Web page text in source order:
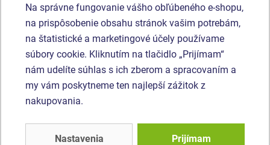
farebnou stálosťou, odolnosťou proti poškriabaniu a
odolnosťou proti vode). Všetok spojovací materiál je
pozinkovaný alebo nerezový.
Podobnýtovar
Produkt - LD-011K20-10
Lanová dráha stĺpová s
nástupišťom -
Lanová dráha ačková s
nástupišťom LD020K -
Na správne fungovanie vášho obľúbeného e-shopu,
na prispôsobenie obsahu stránok vašim potrebám,
na štatistické a marketingové účely používame
súbory cookie. Kliknutím na tlačidlo „Prijímam“
nám udelíte súhlas s ich zberom a spracovaním a
my vám poskytneme ten najlepší zážitok z
nakupovania.
Nastavenia Prijímam